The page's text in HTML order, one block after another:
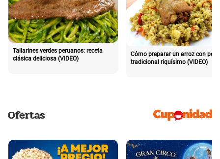
Tallarines verdes peruanos: receta
clásica deliciosa (VIDEO)
Cómo preparar un arroz con pollo
tradicional riquísimo (VIDEO)
Ofertas